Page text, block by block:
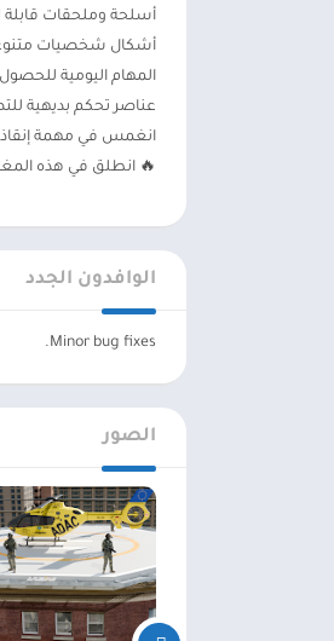
أسلحة وملحقات قابلة
أشكال شخصيات
المهام اليومية
عناصر تحكم بديهية
انغمس في مهمة
🔥 انطلق في هذه
الوافدون الجدد
Minor bug fixes.
الصور